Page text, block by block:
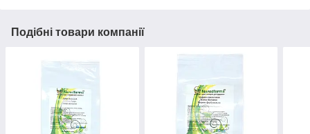
Подібні товари компанії